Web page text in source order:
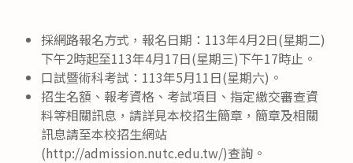
採網路報名方式，報名日期：113年4月2日(星期二)
下午2時起至113年4月17日(星期三)下午17時止。
口試暨術科考試：113年5月11日(星期六)。
招生名額、報考資格、考試項目、指定繳交審查資
料等相關訊息，請詳見本校招生簡章，簡章及相關
訊息請至本校招生網站
(http://admission.nutc.edu.tw/)查詢。